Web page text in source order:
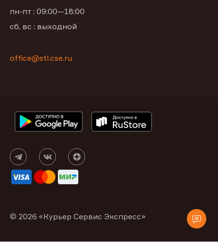
пн-пт : 09:00—18:00
сб, вс : выходной
office@stl.cse.ru
© 2026 «Курьер Сервис Экспресс»